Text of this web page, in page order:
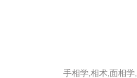
手相学 相术 面相学